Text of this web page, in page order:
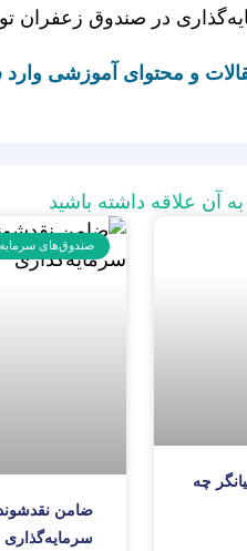
در صندوق زعفران
و محتوای آموزشی وارد
آن علاقه داشته باشید
چه
صندوق‌های
ضامن
سرمایه‌گذاری